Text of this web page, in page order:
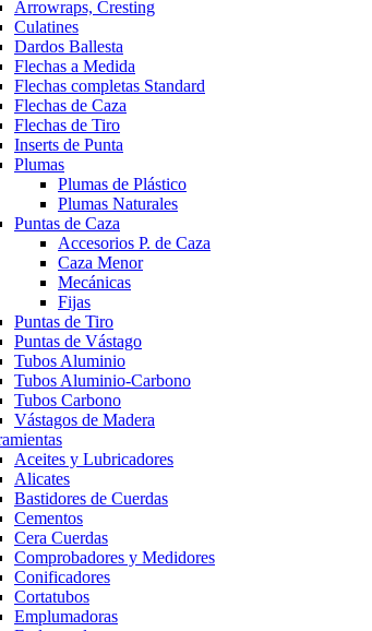
Arrowraps, Cresting
Culatines
Dardos Ballesta
Flechas a Medida
Flechas completas Standard
Flechas de Caza
Flechas de Tiro
Inserts de Punta
Plumas
Plumas de Plástico
Plumas Naturales
Puntas de Caza
Accesorios P. de Caza
Caza Menor
Mecánicas
Fijas
Puntas de Tiro
Puntas de Vástago
Tubos Aluminio
Tubos Aluminio-Carbono
Tubos Carbono
Vástagos de Madera
Aceites y Lubricadores
Alicates
Bastidores de Cuerdas
Cementos
Cera Cuerdas
Comprobadores y Medidores
Conificadores
Cortatubos
Emplumadoras